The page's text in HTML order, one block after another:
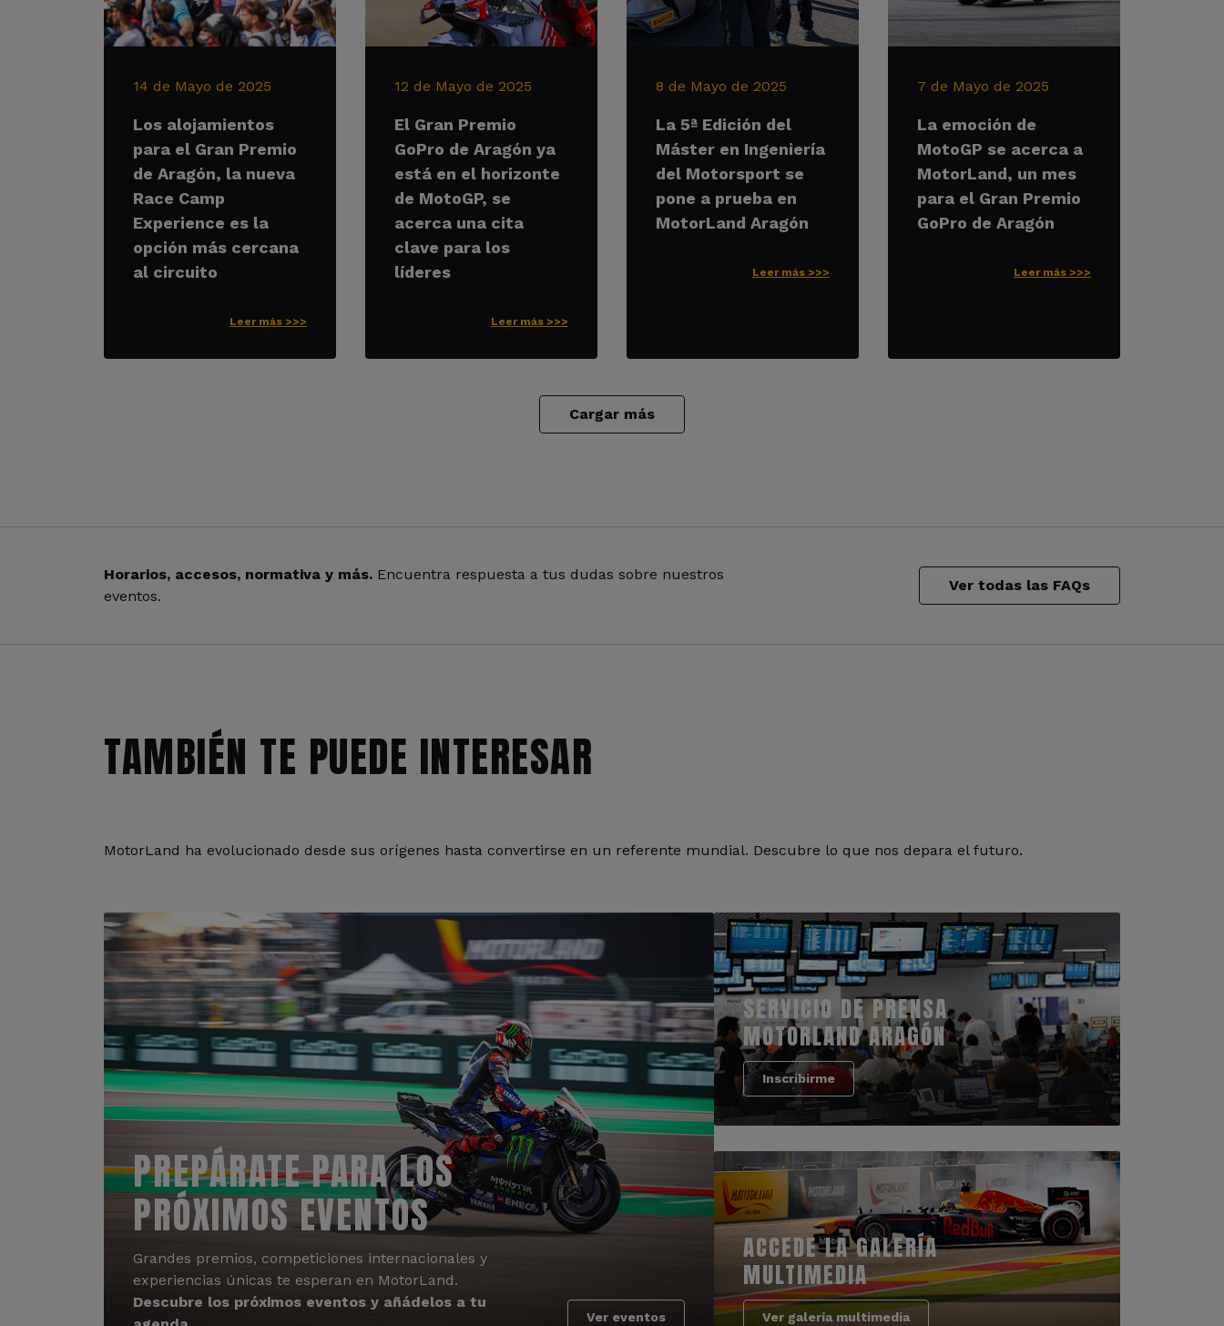
14 de Mayo de 2025
Los alojamientos
para el Gran Premio
de Aragón, la nueva
Race Camp
Experience es la
opción más cercana
al circuito
Leer más >>>
12 de Mayo de 2025
El Gran Premio
GoPro de Aragón ya
está en el horizonte
de MotoGP, se
acerca una cita
clave para los
líderes
Leer más >>>
8 de Mayo de 2025
La 5ª Edición del
Máster en Ingeniería
del Motorsport se
pone a prueba en
MotorLand Aragón
Leer más >>>
7 de Mayo de 2025
La emoción de
MotoGP se acerca a
MotorLand, un mes
para el Gran Premio
GoPro de Aragón
Leer más >>>
Cargar más
Horarios, accesos, normativa y más. Encuentra respuesta a tus dudas sobre nuestros
eventos.
Ver todas las FAQs
TAMBIÉN TE PUEDE INTERESAR
MotorLand ha evolucionado desde sus orígenes hasta convertirse en un referente mundial. Descubre lo que nos depara el futuro.
PREPÁRATE PARA LOS
PRÓXIMOS EVENTOS
Grandes premios, competiciones internacionales y
experiencias únicas te esperan en MotorLand.
Descubre los próximos eventos y añádelos a tu
Ver eventos
SERVICIO DE PRENSA
MOTORLAND ARAGÓN
Inscribirme
ACCEDE LA GALERÍA
MULTIMEDIA
Ver galería multimedia